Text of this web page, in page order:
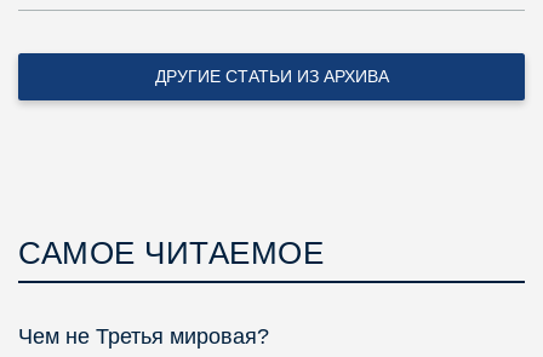
ДРУГИЕ СТАТЬИ ИЗ АРХИВА
САМОЕ ЧИТАЕМОЕ
Чем не Третья мировая?